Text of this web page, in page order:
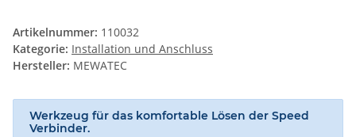
Artikelnummer: 110032
Kategorie: Installation und Anschluss
Hersteller: MEWATEC
Werkzeug für das komfortable Lösen der Speed
Verbinder.